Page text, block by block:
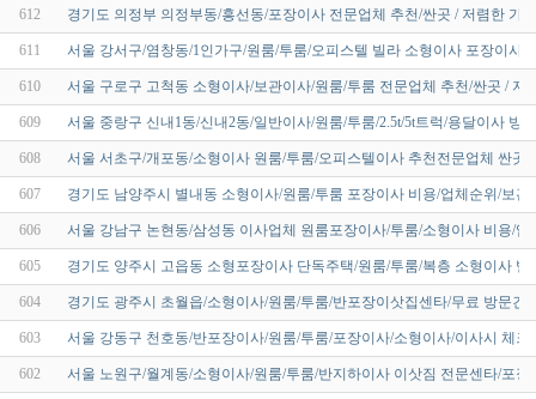
612 경기도 의정부 의정부동/흥선동/포장이사 전문업체 추천/싼곳 / 저렴한 가
611 서울 강서구/염창동/1인가구/원룸/투룸/오피스텔 빌라 소형이사 포장이사
610 서울 구로구 고척동 소형이사/보관이사/원룸/투룸 전문업체 추천/싼곳 /
609 서울 중랑구 신내1동/신내2동/일반이사/원룸/투룸/2.5t/5t트럭/용달이사 방
608 서울 서초구/개포동/소형이사 원룸/투룸/오피스텔이사 추천전문업체 싼곳
607 경기도 남양주시 별내동 소형이사/원룸/투룸 포장이사 비용/업체순위/보
606 서울 강남구 논현동/삼성동 이사업체 원룸포장이사/투룸/소형이사 비용/
605 경기도 양주시 고읍동 소형포장이사 단독주택/원룸/투룸/복층 소형이사
604 경기도 광주시 초월읍/소형이사/원룸/투룸/반포장이삿집센타/무료 방문
603 서울 강동구 천호동/반포장이사/원룸/투룸/포장이사/소형이사/이사시 체
602 서울 노원구/월계동/소형이사/원룸/투룸/반지하이사 이삿짐 전문센타/포